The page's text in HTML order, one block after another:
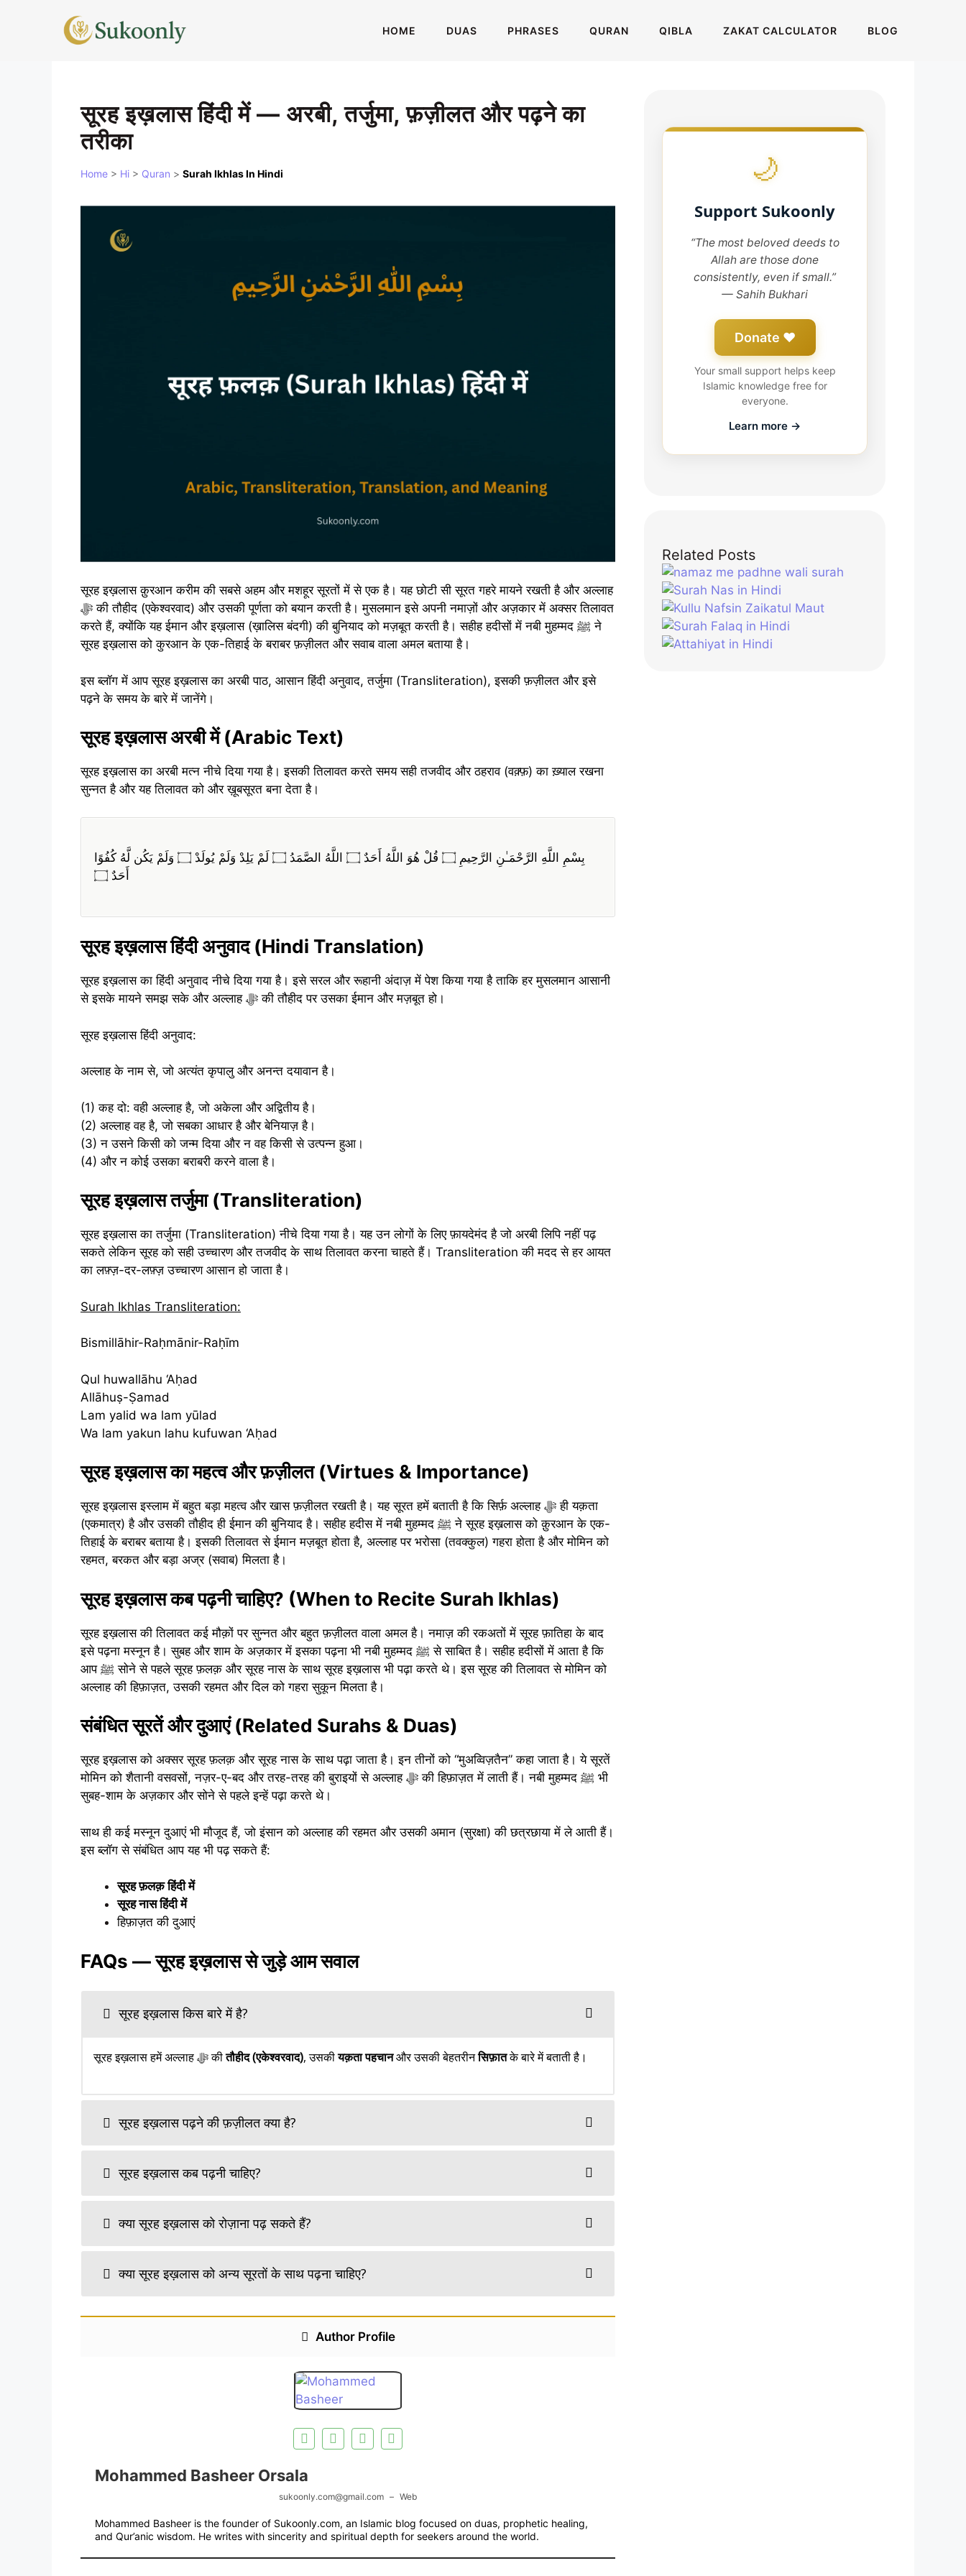
HOME DUAS PHRASES QURAN QIBLA ZAKAT CALCULATOR BLOG
सूरह इख़लास हिंदी में — अरबी, तर्जुमा, फ़ज़ीलत और पढ़ने का
तरीका
Home > Hi > Quran > Surah Ikhlas In Hindi
सूरह इख़लास क़ुरआन करीम की सबसे अहम और मशहूर सूरतों में से एक है। यह छोटी सी सूरत गहरे मायने रखती है और अल्लाह
ﷻ की तौहीद (एकेश्वरवाद) और उसकी पूर्णता को बयान करती है। मुसलमान इसे अपनी नमाज़ों और अज़कार में अक्सर तिलावत
करते हैं, क्योंकि यह ईमान और इख़लास (ख़ालिस बंदगी) की बुनियाद को मज़बूत करती है। सहीह हदीसों में नबी मुहम्मद ﷺ ने
सूरह इख़लास को कुरआन के एक-तिहाई के बराबर फ़ज़ीलत और सवाब वाला अमल बताया है।
इस ब्लॉग में आप सूरह इख़लास का अरबी पाठ, आसान हिंदी अनुवाद, तर्जुमा (Transliteration), इसकी फ़ज़ीलत और इसे
पढ़ने के समय के बारे में जानेंगे।
सूरह इख़लास अरबी में (Arabic Text)
सूरह इख़लास का अरबी मत्न नीचे दिया गया है। इसकी तिलावत करते समय सही तजवीद और ठहराव (वक़्फ़) का ख़्याल रखना
सुन्नत है और यह तिलावत को और ख़ूबसूरत बना देता है।
بِسْمِ اللَّهِ الرَّحْمَـٰنِ الرَّحِيمِ ۝ قُلْ هُوَ اللَّهُ أَحَدٌ ۝ اللَّهُ الصَّمَدُ ۝ لَمْ يَلِدْ وَلَمْ يُولَدْ ۝ وَلَمْ يَكُن لَّهُ كُفُوًا
أَحَدٌ ۝
सूरह इख़लास हिंदी अनुवाद (Hindi Translation)
सूरह इख़लास का हिंदी अनुवाद नीचे दिया गया है। इसे सरल और रूहानी अंदाज़ में पेश किया गया है ताकि हर मुसलमान आसानी
से इसके मायने समझ सके और अल्लाह ﷻ की तौहीद पर उसका ईमान और मज़बूत हो।
सूरह इख़लास हिंदी अनुवाद:
अल्लाह के नाम से, जो अत्यंत कृपालु और अनन्त दयावान है।
(1) कह दो: वही अल्लाह है, जो अकेला और अद्वितीय है।
(2) अल्लाह वह है, जो सबका आधार है और बेनियाज़ है।
(3) न उसने किसी को जन्म दिया और न वह किसी से उत्पन्न हुआ।
(4) और न कोई उसका बराबरी करने वाला है।
सूरह इख़लास तर्जुमा (Transliteration)
सूरह इख़लास का तर्जुमा (Transliteration) नीचे दिया गया है। यह उन लोगों के लिए फ़ायदेमंद है जो अरबी लिपि नहीं पढ़
सकते लेकिन सूरह को सही उच्चारण और तजवीद के साथ तिलावत करना चाहते हैं। Transliteration की मदद से हर आयत
का लफ़्ज़-दर-लफ़्ज़ उच्चारण आसान हो जाता है।
Surah Ikhlas Transliteration:
Bismillāhir-Raḥmānir-Raḥīm
Qul huwallāhu ‘Aḥad
Allāhuṣ-Ṣamad
Lam yalid wa lam yūlad
Wa lam yakun lahu kufuwan ‘Aḥad
सूरह इख़लास का महत्व और फ़ज़ीलत (Virtues & Importance)
सूरह इख़लास इस्लाम में बहुत बड़ा महत्व और खास फ़ज़ीलत रखती है। यह सूरत हमें बताती है कि सिर्फ़ अल्लाह ﷻ ही यक़ता
(एकमात्र) है और उसकी तौहीद ही ईमान की बुनियाद है। सहीह हदीस में नबी मुहम्मद ﷺ ने सूरह इख़लास को क़ुरआन के एक-
तिहाई के बराबर बताया है। इसकी तिलावत से ईमान मज़बूत होता है, अल्लाह पर भरोसा (तवक्कुल) गहरा होता है और मोमिन को
रहमत, बरकत और बड़ा अज्र (सवाब) मिलता है।
सूरह इख़लास कब पढ़नी चाहिए? (When to Recite Surah Ikhlas)
सूरह इख़लास की तिलावत कई मौक़ों पर सुन्नत और बहुत फ़ज़ीलत वाला अमल है। नमाज़ की रकअतों में सूरह फ़ातिहा के बाद
इसे पढ़ना मस्नून है। सुबह और शाम के अज़कार में इसका पढ़ना भी नबी मुहम्मद ﷺ से साबित है। सहीह हदीसों में आता है कि
आप ﷺ सोने से पहले सूरह फ़लक़ और सूरह नास के साथ सूरह इख़लास भी पढ़ा करते थे। इस सूरह की तिलावत से मोमिन को
अल्लाह की हिफ़ाज़त, उसकी रहमत और दिल को गहरा सुकून मिलता है।
संबंधित सूरतें और दुआएं (Related Surahs & Duas)
सूरह इख़लास को अक्सर सूरह फ़लक़ और सूरह नास के साथ पढ़ा जाता है। इन तीनों को “मुअव्विज़तैन” कहा जाता है। ये सूरतें
मोमिन को शैतानी वसवसों, नज़र-ए-बद और तरह-तरह की बुराइयों से अल्लाह ﷻ की हिफ़ाज़त में लाती हैं। नबी मुहम्मद ﷺ भी
सुबह-शाम के अज़कार और सोने से पहले इन्हें पढ़ा करते थे।
साथ ही कई मस्नून दुआएं भी मौजूद हैं, जो इंसान को अल्लाह की रहमत और उसकी अमान (सुरक्षा) की छत्रछाया में ले आती हैं।
इस ब्लॉग से संबंधित आप यह भी पढ़ सकते हैं:
सूरह फ़लक़ हिंदी में
सूरह नास हिंदी में
हिफ़ाज़त की दुआएं
FAQs — सूरह इख़लास से जुड़े आम सवाल
सूरह इख़लास किस बारे में है?
सूरह इख़लास हमें अल्लाह ﷻ कीतौहीद (एकेश्वरवाद), उसकीयक़ता पहचानऔर उसकी बेहतरीनसिफ़ातके बारे में बताती है।
सूरह इख़लास पढ़ने की फ़ज़ीलत क्या है?
सूरह इख़लास कब पढ़नी चाहिए?
क्या सूरह इख़लास को रोज़ाना पढ़ सकते हैं?
क्या सूरह इख़लास को अन्य सूरतों के साथ पढ़ना चाहिए?
Author Profile
Mohammed Basheer Orsala
sukoonly.com@gmail.com – Web
Mohammed Basheer is the founder of Sukoonly.com, an Islamic blog focused on duas, prophetic healing,
and Qur’anic wisdom. He writes with sincerity and spiritual depth for seekers around the world.
🌙
Support Sukoonly
“The most beloved deeds to
Allah are those done
consistently, even if small.”
— Sahih Bukhari
Donate ❤️
Your small support helps keep
Islamic knowledge free for
everyone.
Learn more →
Related Posts